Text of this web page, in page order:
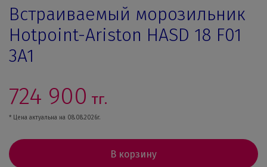
Встраиваемый морозильник
Hotpoint-Ariston HASD 18 F01
3A1
724 900 тг.
* Цена актуальна на 08.08.2026г.
В корзину